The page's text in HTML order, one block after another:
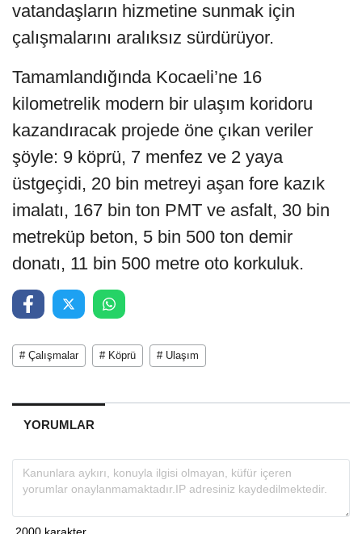
vatandaşların hizmetine sunmak için
çalışmalarını aralıksız sürdürüyor.
Tamamlandığında Kocaeli’ne 16
kilometrelik modern bir ulaşım koridoru
kazandıracak projede öne çıkan veriler
şöyle: 9 köprü, 7 menfez ve 2 yaya
üstgeçidi, 20 bin metreyi aşan fore kazık
imalatı, 167 bin ton PMT ve asfalt, 30 bin
metreküp beton, 5 bin 500 ton demir
donatı, 11 bin 500 metre oto korkuluk.
# Çalışmalar # Köprü # Ulaşım
YORUMLAR